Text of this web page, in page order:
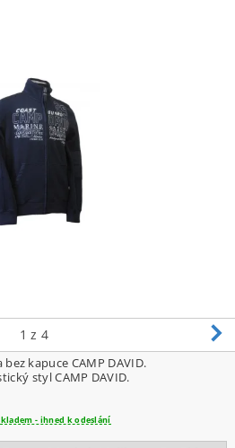
1 z 4
kapuce CAMP DAVID.
styl CAMP DAVID.
- ihned k odeslání